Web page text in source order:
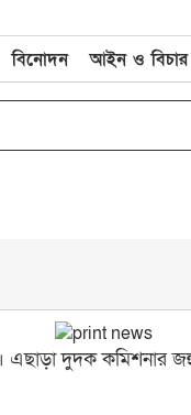
বিনোদন আইন ও বিচার
এছাড়া দুদক